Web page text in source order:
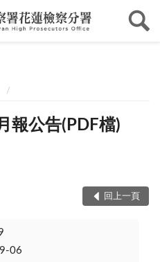
報公告(PDF檔)
回上一頁
06